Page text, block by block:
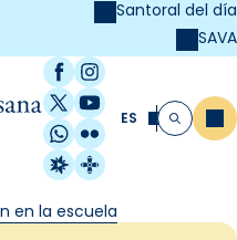
Santoral del día
SAVA
Facebook
Instagram
X / Twitter
YouTube
WhatsApp
Flickr
Radio Estel
Catalunya
ES Buscar
en la escuela